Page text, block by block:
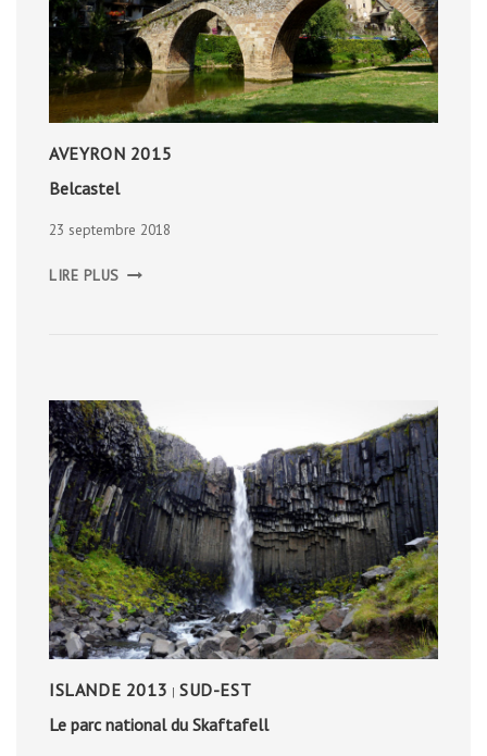
AVEYRON 2015
Belcastel
23 septembre 2018
LIRE PLUS
ISLANDE 2013 | SUD-EST
Le parc national du Skaftafell